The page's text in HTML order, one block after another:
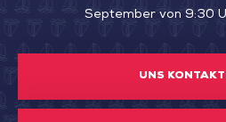
September von 9:30
UNS